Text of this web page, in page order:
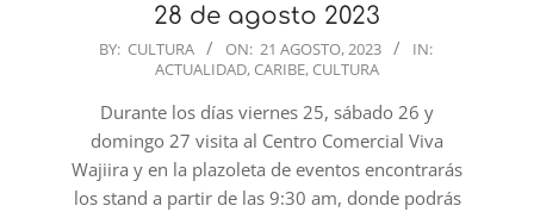
28 de agosto 2023
2023-
BY: CULTURA ON: 21 AGOSTO, 2023
IN:
ACTUALIDAD, CARIBE, CULTURA
Durante los días viernes 25, sábado 26 y
domingo 27 visita al Centro Comercial Viva
Wajiira y en la plazoleta de eventos encontrarás
los stand a partir de las 9:30 am, donde podrás